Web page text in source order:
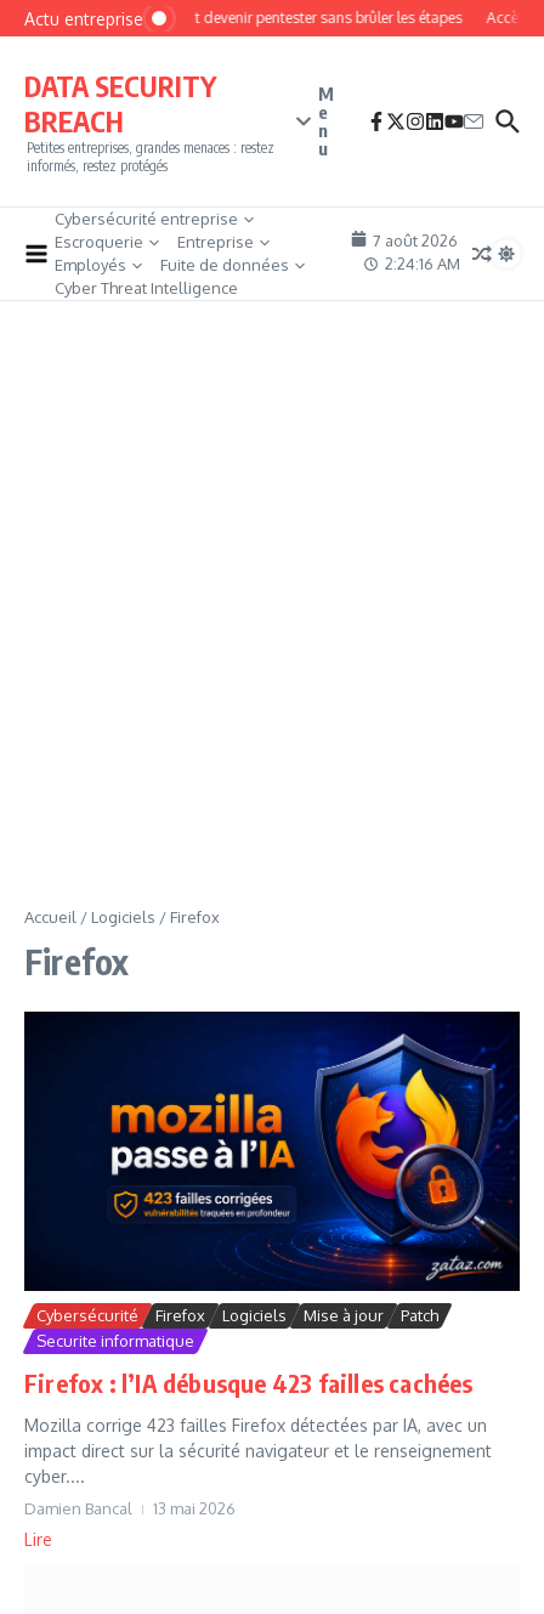
Aller au contenu
Actu entrepriseComment devenir pentester sans brûler les étapes Accès
DATA SECURITY
BREACH
Petites entreprises, grandes menaces : restez
informés, restez protégés
M
e
n
u
Cybersécurité entreprise
Escroquerie
Entreprise
Employés
Fuite de données
Cyber Threat Intelligence
7 août 2026
2:24:17 AM
Accueil / Logiciels / Firefox
Firefox
Cybersécurité Firefox Logiciels Mise à jour
Patch
Securite informatique
Firefox : l’IA débusque 423 failles cachées
Mozilla corrige 423 failles Firefox détectées par IA, avec un
impact direct sur la sécurité navigateur et le renseignement
cyber....
Damien Bancal 13 mai 2026
Lire